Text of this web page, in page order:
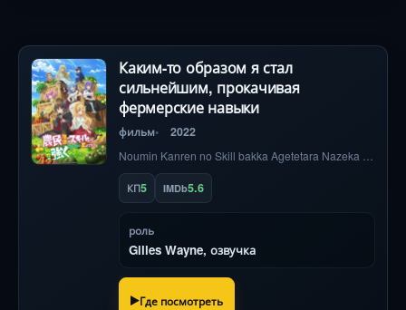
Каким-то образом я стал
сильнейшим, прокачивая
фермерские навыки
фильм 2022
КП5 IMDb5.6
роль
Gilles Wayne, озвучка
Где посмотреть